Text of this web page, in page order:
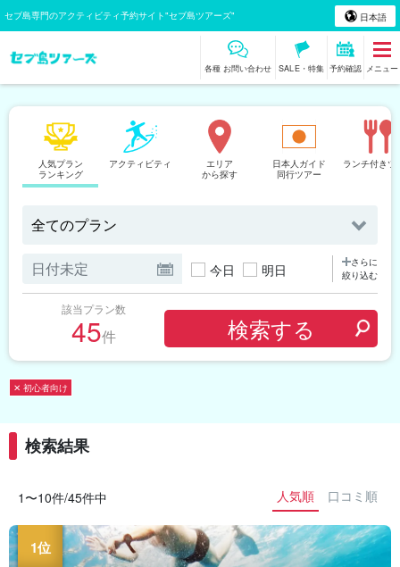
セブ島専門のアクティビティ予約サイト"セブ島ツアーズ" 日本語
各種 お問い合わせ SALE・特集 予約確認 メニュー
人気プラン
ランキング
アクティビティ
エリア
から探す
日本人ガイド
同行ツアー
ランチ付きツ
今日 明日
さらに
絞り込む
該当プラン数
45件
✕ 初心者向け
検索結果
1〜10件/45件中 人気順 口コミ順